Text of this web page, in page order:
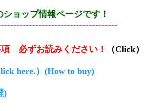
ショップ情報ページです！
必ずお読みください！ （Click）
here.）(How to buy)
)